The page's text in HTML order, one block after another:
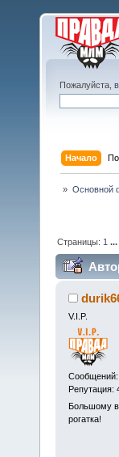
Пожалуйста,
Начало
» Основной
Страницы: 1
V.I.P.
Сообщений:
Репутация:
Большому
рогатка!